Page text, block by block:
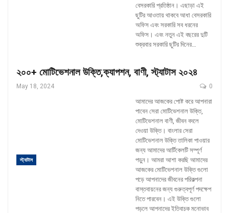
বেসরকারি প্রতিষ্ঠান। এছাড়া এই
ছুটির আওতায় থাকবে আধা বেসরকারি
অফিস এবং সরকারি সব ধরনের
অফিস। এবং নতুন এই বছরের দুটি
শুক্রবার সরকারি ছুটির দিনের…
২০০+ মোটিভেশনাল উক্তি,ক্যাপশন, বাণী, স্ট্যাটাস ২০২৪
May 18, 2024 0
স্ট্যাটাস
আমাদের আজকের পোষ্ট করে আপনারা
পাবেন সেরা মোটিভেশনাল উক্তি,
মোটিভেশনাল বাণী, জীবন বদলে
দেওয়া উক্তি। বাংলার সেরা
মোটিভেশনাল উক্তি তালিকা পাওয়ার
জন্য আমাদের আর্টিকেলটি সম্পূর্ণ
পড়ুন। আমরা আশা করছি আমাদের
আজকের মোটিভেশনাল উক্তি গুলো
পড়ে আপনাদের জীবনের পরিকল্পনা
বাস্তবায়নের জন্য গুরুত্বপূর্ণ পদক্ষেপ
নিতে পারবেন। এই উক্তি গুলো
পড়লে আপনাদের ইতিবাচক মনোভাব